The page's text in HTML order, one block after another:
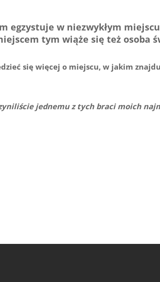
egzystuje w niezwykłym
tym wiąże się też osoba
się więcej o miejscu, w jakim
jednemu z tych braci moich